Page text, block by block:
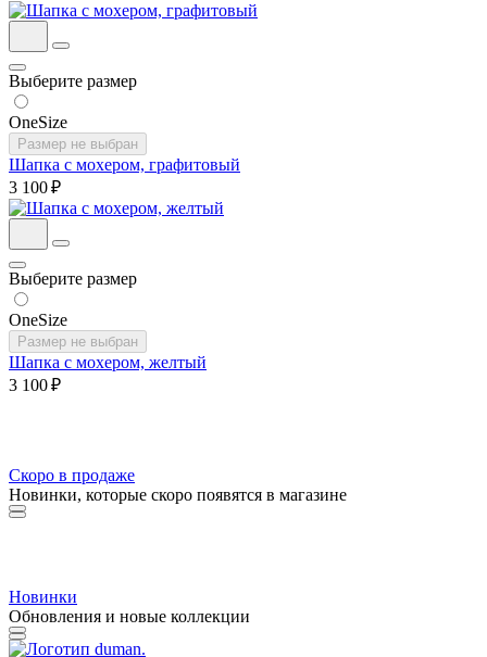
Выберите размер
OneSize
Размер не выбран
Шапка с мохером, графитовый
3 100 ₽
Выберите размер
OneSize
Размер не выбран
Шапка с мохером, желтый
3 100 ₽
Скоро в продаже
Новинки, которые скоро появятся в магазине
Новинки
Обновления и новые коллекции